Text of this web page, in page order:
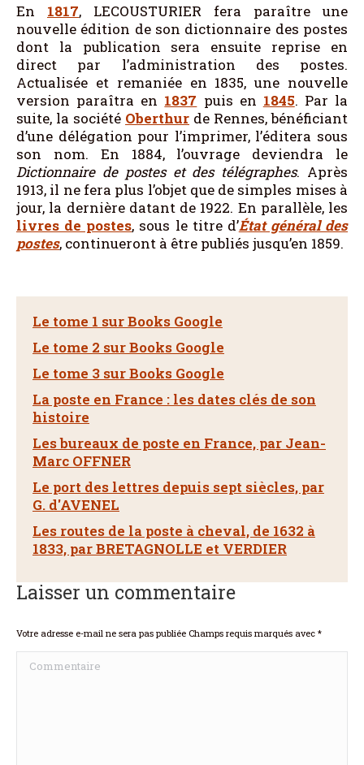
En 1817, LECOUSTURIER fera paraître une
nouvelle édition de son dictionnaire des postes
dont la publication sera ensuite reprise en
direct par l’administration des postes.
Actualisée et remaniée en 1835, une nouvelle
version paraîtra en 1837 puis en 1845. Par la
suite, la société Oberthur de Rennes, bénéficiant
d’une délégation pour l’imprimer, l’éditera sous
son nom. En 1884, l’ouvrage deviendra le
Dictionnaire de postes et des télégraphes. Après
1913, il ne fera plus l’objet que de simples mises à
jour, la dernière datant de 1922. En parallèle, les
livres de postes, sous le titre d’État général des
postes, continueront à être publiés jusqu’en 1859.
Le tome 1 sur Books Google
Le tome 2 sur Books Google
Le tome 3 sur Books Google
La poste en France : les dates clés de son
histoire
Les bureaux de poste en France, par Jean-
Marc OFFNER
Le port des lettres depuis sept siècles, par
G. d'AVENEL
Les routes de la poste à cheval, de 1632 à
1833, par BRETAGNOLLE et VERDIER
Laisser un commentaire
Votre adresse e-mail ne sera pas publiée Champs requis marqués avec *
Commentaire